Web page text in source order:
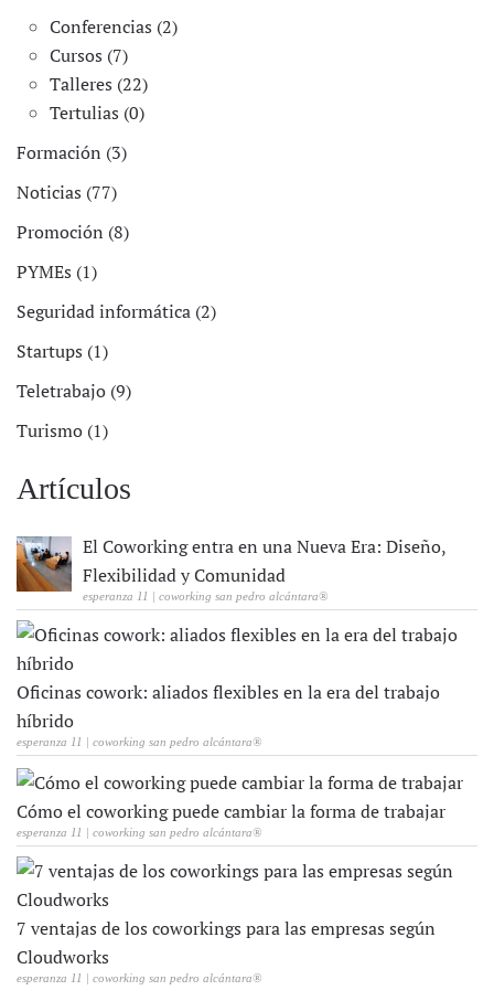
Conferencias (2)
Cursos (7)
Talleres (22)
Tertulias (0)
Formación (3)
Noticias (77)
Promoción (8)
PYMEs (1)
Seguridad informática (2)
Startups (1)
Teletrabajo (9)
Turismo (1)
Artículos
El Coworking entra en una Nueva Era: Diseño,
Flexibilidad y Comunidad
esperanza 11 | coworking san pedro alcántara®
Oficinas cowork: aliados flexibles en la era del trabajo
híbrido
esperanza 11 | coworking san pedro alcántara®
Cómo el coworking puede cambiar la forma de trabajar
esperanza 11 | coworking san pedro alcántara®
7 ventajas de los coworkings para las empresas según
Cloudworks
esperanza 11 | coworking san pedro alcántara®